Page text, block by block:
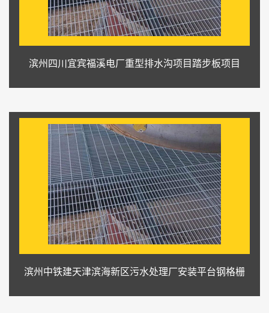
滨州四川宜宾福溪电厂重型排水沟项目踏步板项目
滨州中铁建天津滨海新区污水处理厂安装平台钢格栅